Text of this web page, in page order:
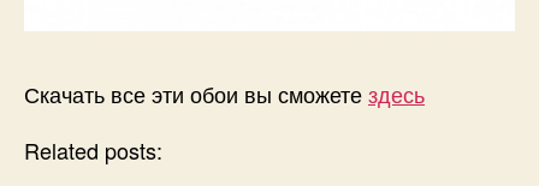
Скачать все эти обои вы сможетездесь
Related posts: